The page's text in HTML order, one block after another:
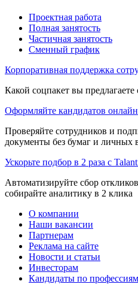
Проектная работа
Полная занятость
Частичная занятость
Сменный график
Корпоративная поддержка
Какой соцпакет вы
Оформляйте кандидатов онлайн
Проверяйте сотрудников и
документы без бумаг и личных
Ускорьте подбор в 2 раза с
Автоматизируйте сбор
собирайте аналитику в 2 клика
О компании
Наши вакансии
Партнерам
Реклама на сайте
Новости и статьи
Инвесторам
Кандидаты по профессиям